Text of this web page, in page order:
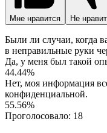
Мне нравится Не
Были ли случаи, когда
в неправильные руки
Да, у меня был такой
44.44%
Нет, моя информация
конфиденциальной.
55.56%
Проголосовало: 18